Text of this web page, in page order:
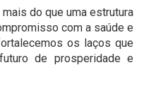
do que uma estrutura
com a saúde e
os laços que
de prosperidade e